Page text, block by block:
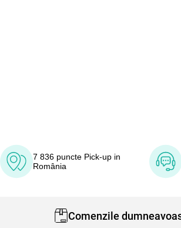
7 836 puncte Pick-up in
România
Comenzile